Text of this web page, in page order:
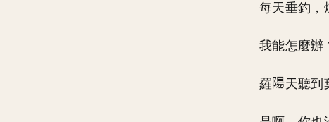
每天垂釣
我能怎麼辦
羅 天聽到